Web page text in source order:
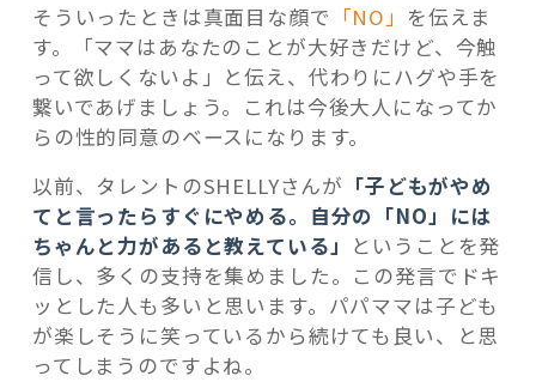
そういったときは真面目な顔で 「NO」 を伝えま
す。「ママはあなたのことが大好きだけど、今触
って欲しくないよ」と伝え、代わりにハグや手を
繋いであげましょう。これは今後大人になってか
らの性的同意のベースになります。
以前、タレントのSHELLYさんが 「子どもがやめ
てと言ったらすぐにやめる。自分の「NO」には
ちゃんと力があると教えている」 ということを発
信し、多くの支持を集めました。この発言でドキ
ッとした人も多いと思います。パパママは子ども
が楽しそうに笑っているから続けても良い、と思
ってしまうのですよね。